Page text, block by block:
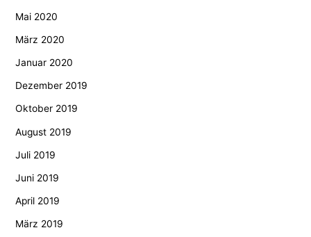
Mai 2020
März 2020
Januar 2020
Dezember 2019
Oktober 2019
August 2019
Juli 2019
Juni 2019
April 2019
März 2019